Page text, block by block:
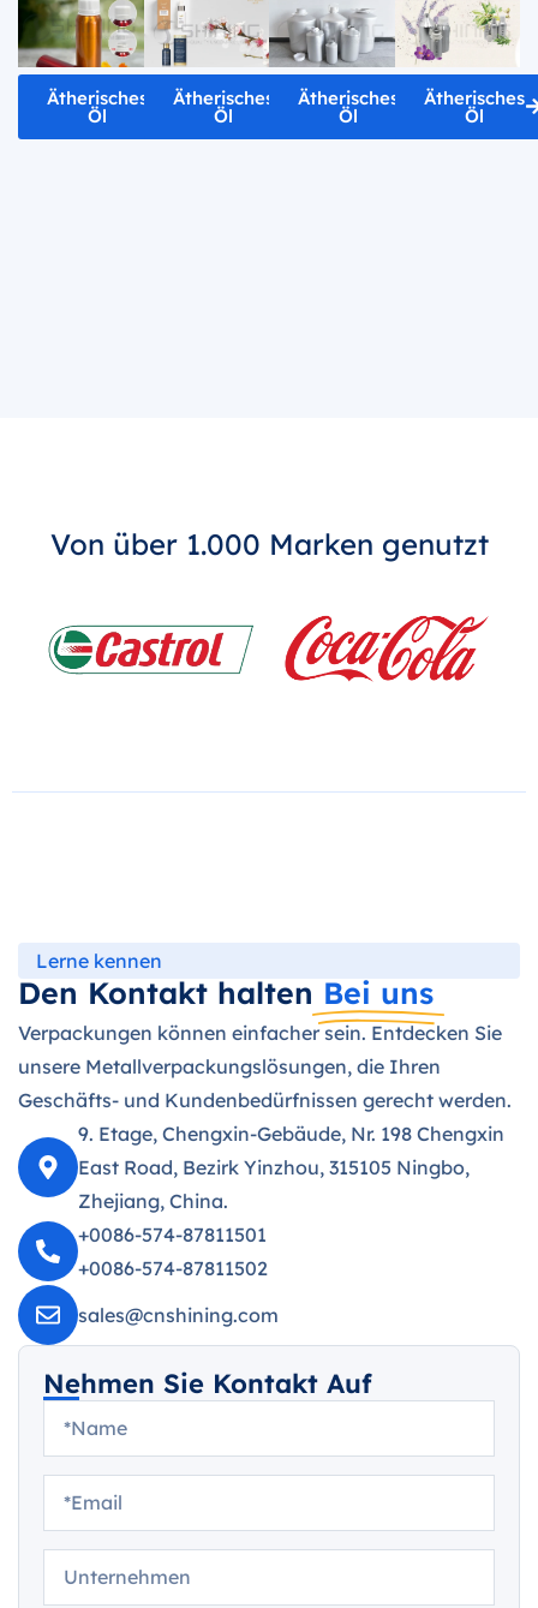
Ätherisches
Öl
Ätherisches
Öl
Ätherisches
Öl
Ätherisches
Öl
Von über 1.000 Marken genutzt
Lerne kennen
Den Kontakt halten Bei uns
Verpackungen können einfacher sein. Entdecken Sie
unsere Metallverpackungslösungen, die Ihren
Geschäfts- und Kundenbedürfnissen gerecht werden.
9. Etage, Chengxin-Gebäude, Nr. 198 Chengxin
East Road, Bezirk Yinzhou, 315105 Ningbo,
Zhejiang, China.
+0086-574-87811501
+0086-574-87811502
sales@cnshining.com
Nehmen Sie Kontakt Auf